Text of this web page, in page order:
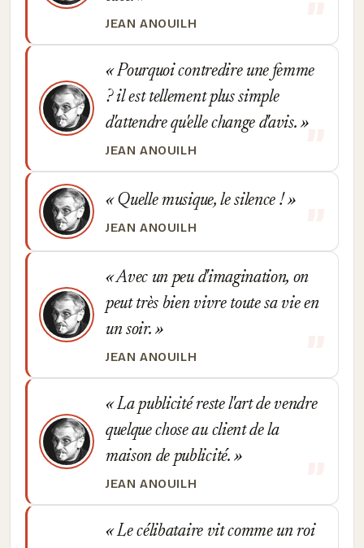
JEAN ANOUILH
Pourquoi contredire une femme
? il est tellement plus simple
d'attendre qu'elle change d'avis.
JEAN ANOUILH
Quelle musique, le silence !
JEAN ANOUILH
Avec un peu d'imagination, on
peut très bien vivre toute sa vie en
un soir.
JEAN ANOUILH
La publicité reste l'art de vendre
quelque chose au client de la
maison de publicité.
JEAN ANOUILH
Le célibataire vit comme un roi